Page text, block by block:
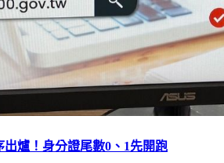
出爐！身分證尾數0、1先開跑